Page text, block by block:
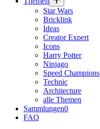
Star Wars
Bricklink
Ideas
Creator Expert
Icons
Harry Potter
Ninjago
Speed Champions
Technic
Architecture
alle Themen
Sammlungen0
FAQ